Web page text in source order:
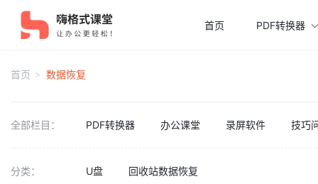
首页 PDF转换器
首页 数据恢复
全部栏目： PDF转换器 办公课堂 录屏软件 技巧
分类： U盘 回收站数据恢复